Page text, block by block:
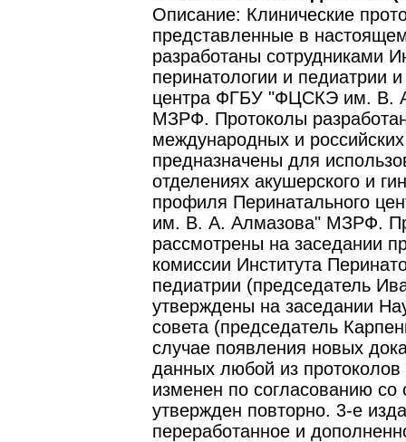
Описание: Клинические
представленные в
разработаны сотрудниками
перинатологии и педиатрии
центра ФГБУ "ФЦСКЭ им. В.
МЗРФ. Протоколы
международных и
предназначены для
отделениях акушерского и
профиля Перинатального
им. В. А. Алмазова" МЗРФ.
рассмотрены на заседании
комиссии Института
педиатрии (председатель
утверждены на заседании
совета (председатель
случае появления новых
данных любой из
изменен по согласованию со
утвержден повторно. 3-е
переработанное и